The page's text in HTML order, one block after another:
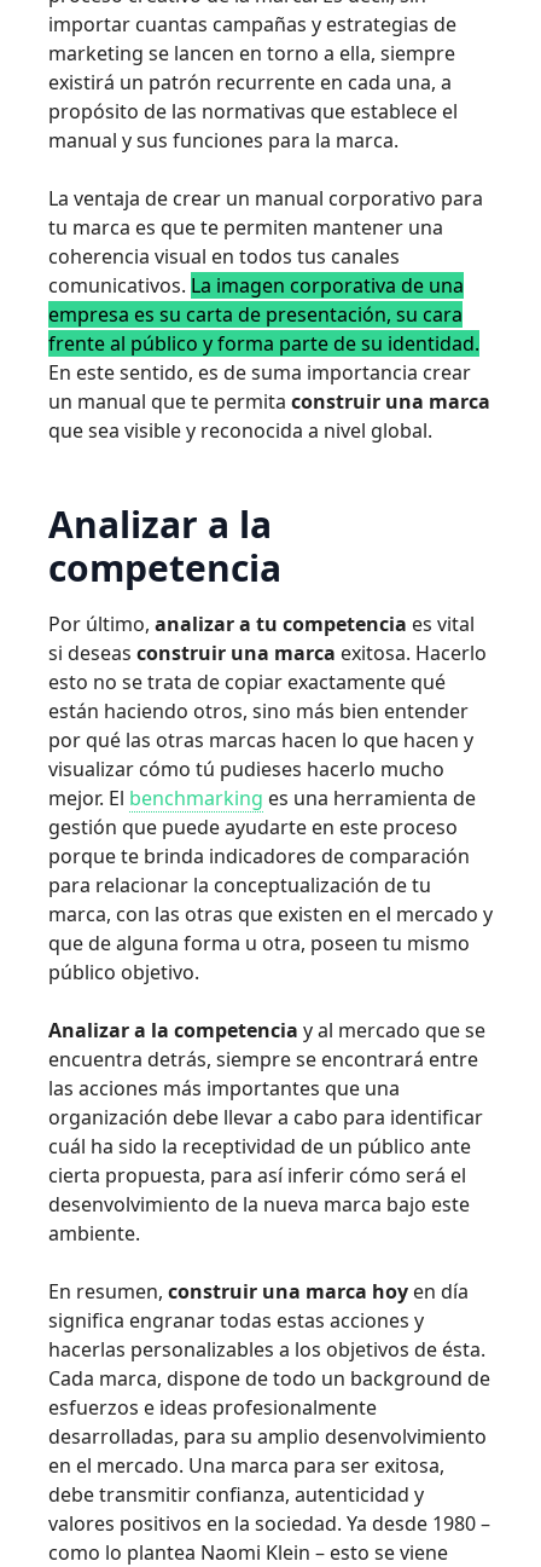
importar cuantas campañas y estrategias de
marketing se lancen en torno a ella, siempre
existirá un patrón recurrente en cada una, a
propósito de las normativas que establece el
manual y sus funciones para la marca.
La ventaja de crear un manual corporativo para
tu marca es que te permiten mantener una
coherencia visual en todos tus canales
comunicativos. La imagen corporativa de una
empresa es su carta de presentación, su cara
frente al público y forma parte de su identidad.
En este sentido, es de suma importancia crear
un manual que te permita construir una marca
que sea visible y reconocida a nivel global.
Analizar a la
competencia
Por último, analizar a tu competencia es vital
si deseas construir una marca exitosa. Hacerlo
esto no se trata de copiar exactamente qué
están haciendo otros, sino más bien entender
por qué las otras marcas hacen lo que hacen y
visualizar cómo tú pudieses hacerlo mucho
mejor. El benchmarking es una herramienta de
gestión que puede ayudarte en este proceso
porque te brinda indicadores de comparación
para relacionar la conceptualización de tu
marca, con las otras que existen en el mercado y
que de alguna forma u otra, poseen tu mismo
público objetivo.
Analizar a la competencia y al mercado que se
encuentra detrás, siempre se encontrará entre
las acciones más importantes que una
organización debe llevar a cabo para identificar
cuál ha sido la receptividad de un público ante
cierta propuesta, para así inferir cómo será el
desenvolvimiento de la nueva marca bajo este
ambiente.
En resumen, construir una marca hoy en día
significa engranar todas estas acciones y
hacerlas personalizables a los objetivos de ésta.
Cada marca, dispone de todo un background de
esfuerzos e ideas profesionalmente
desarrolladas, para su amplio desenvolvimiento
en el mercado. Una marca para ser exitosa,
debe transmitir confianza, autenticidad y
valores positivos en la sociedad. Ya desde 1980 –
como lo plantea Naomi Klein – esto se viene